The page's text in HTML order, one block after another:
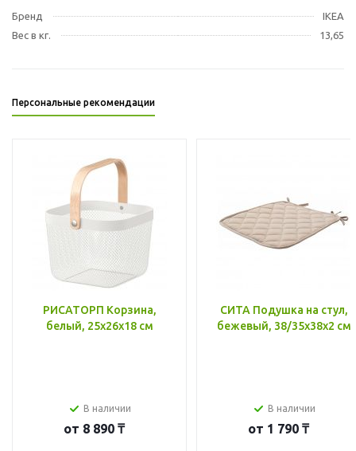
Бренд
IKEA
Вес в кг.
13,65
Персональные рекомендации
РИСАТОРП Корзина,
белый, 25x26x18 см
В наличии
от 8 890 ₸
СИТА Подушка на стул,
бежевый, 38/35x38x2 см
В наличии
от 1 790 ₸